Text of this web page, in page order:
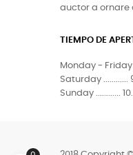
auctor a ornare
TIEMPO DE
Monday - Friday
Saturday ............
Sunday ............